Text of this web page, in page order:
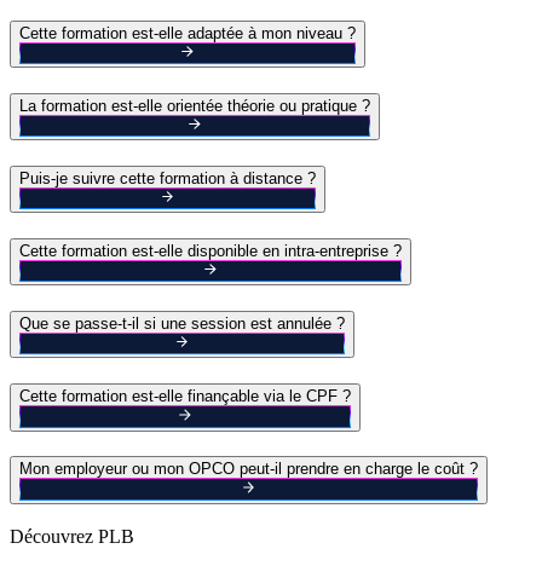
Cette formation est-elle adaptée à mon niveau ?
La formation est-elle orientée théorie ou pratique ?
Puis-je suivre cette formation à distance ?
Cette formation est-elle disponible en intra-entreprise ?
Que se passe-t-il si une session est annulée ?
Cette formation est-elle finançable via le CPF ?
Mon employeur ou mon OPCO peut-il prendre en charge le coût ?
Découvrez PLB